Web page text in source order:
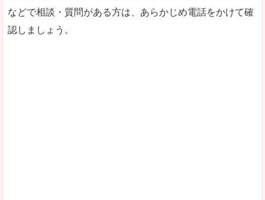
などで相談・質問がある方は、あらかじめ電話をかけて確
認しましょう。